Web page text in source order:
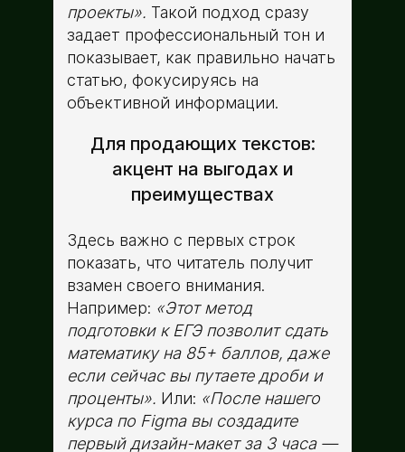
проекты». Такой подход сразу
задает профессиональный тон и
показывает, как правильно начать
статью, фокусируясь на
объективной информации.
Для продающих текстов:
акцент на выгодах и
преимуществах
Здесь важно с первых строк
показать, что читатель получит
взамен своего внимания.
Например: «Этот метод
подготовки к ЕГЭ позволит сдать
математику на 85+ баллов, даже
если сейчас вы путаете дроби и
проценты». Или: «После нашего
курса по Figma вы создадите
первый дизайн-макет за 3 часа —